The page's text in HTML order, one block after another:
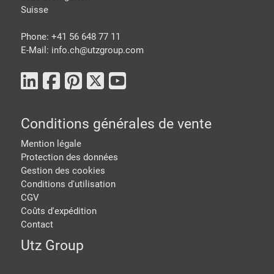
Suisse
Phone: +41 56 648 77 11
E-Mail: info.ch@utzgroup.com
Conditions générales de vente
Mention légale
Protection des données
Gestion des cookies
Conditions d'utilisation
CGV
Coûts d'expédition
Contact
Utz Group